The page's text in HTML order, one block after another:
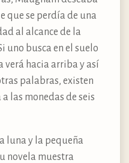
que se perdía de una
al alcance de la
uno busca en el suelo
verá hacia arriba y así
palabras, existen
las monedas de seis
luna y la pequeña
novela muestra